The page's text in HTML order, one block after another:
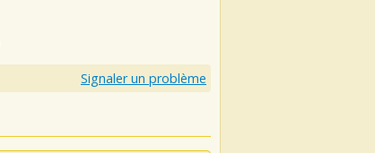
Signaler un problème